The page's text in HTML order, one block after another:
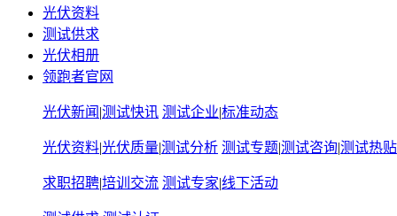
光伏资料
测试供求
光伏相册
领跑者官网
光伏新闻 |测试快讯 测试企业|标准动态
光伏资料|光伏质量|测试分析 测试专题|测试咨询|测试热贴
求职招聘|培训交流 测试专家|线下活动